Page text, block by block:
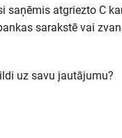
saņēmis atgriezto C
sarakstē vai
uz savu jautājumu?